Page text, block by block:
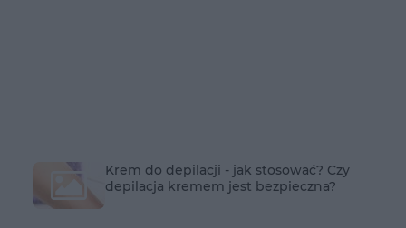
Krem do depilacji - jak stosować? Czy
depilacja kremem jest bezpieczna?